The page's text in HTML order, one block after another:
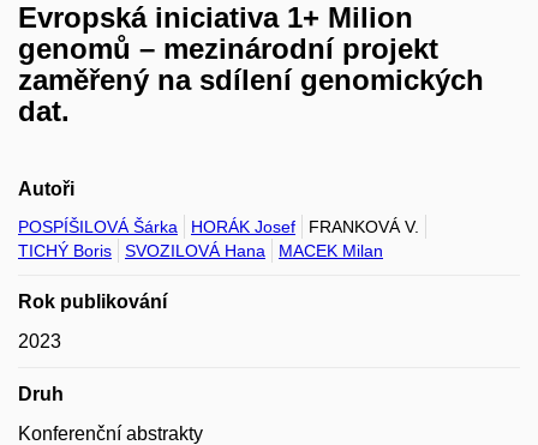
Evropská iniciativa 1+ Milion
genomů – mezinárodní projekt
zaměřený na sdílení genomických
dat.
Autoři
POSPÍŠILOVÁ Šárka HORÁK Josef
FRANKOVÁ V.
TICHÝ Boris
SVOZILOVÁ Hana MACEK Milan
Rok publikování
2023
Druh
Konferenční abstrakty